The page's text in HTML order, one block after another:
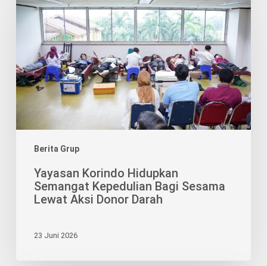
Berita Grup
Hidupkan
Semangat
Kepedulian
Sesama
Lewat
Aksi
Darah
Yayasan Korindo Hidupkan
Semangat Kepedulian Bagi Sesama
Lewat Aksi Donor Darah
23 Juni 2026